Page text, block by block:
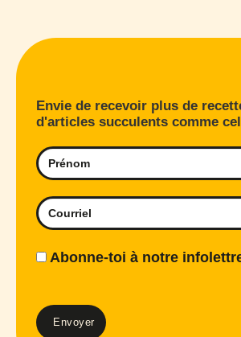
Envie de recevoir plus de
d'articles succulents comme
Abonne-toi à notre